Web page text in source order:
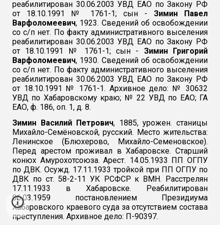
реабилитирован 30.06.2003 УВД ЕАО по Закону РФ
от 18.10.1991 № 1761-1; сын - Зимин Павел
Варфоломеевич, 1923. Сведений об освобождении
со с/п нет. По факту административного выселения
реабилитирован 30.06.2003 УВД ЕАО по Закону РФ
от 18.10.1991 № 1761-1; сын - Зимин Григорий
Варфоломеевич, 1930. Сведений об освобождении
со с/п нет. По факту административного выселения
реабилитирован 30.06.2003 УВД ЕАО по Закону РФ
от 18.10.1991 № 1761-1. Архивное дело: № 30632
УВД по Хабаровскому краю; № 22 УВД по ЕАО; ГА
ЕАО, ф. 186, оп. 1, д. 8.
Зимин Василий Петрович, 1885, урожен. станицы
Михайло-Семёновской, русский. Место жительства:
Ленинское (Блюхерово, Михайло-Семеновское).
Перед арестом проживал в Хабаровске. Старший
конюх Амурохотсоюза. Арест. 14.05.1933 ПП ОГПУ
по ДВК. Осужд. 17.11.1933 тройкой при ПП ОГПУ по
ДВК по ст. 58-2-11 УК РСФСР к ВМН. Расстрелян
17.11.1933 в Хабаровске. Реабилитирован
06.03.1959 постановлением Президиума
Хабаровского краевого суда за отсутствием состава
преступления. Архивное дело: П-90397.